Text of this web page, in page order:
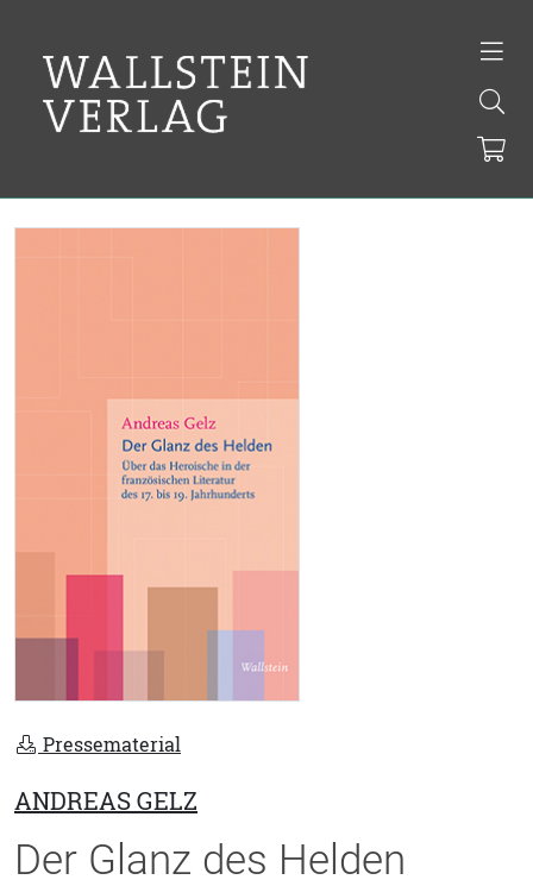
Pressematerial
ANDREAS GELZ
Der Glanz des Helden